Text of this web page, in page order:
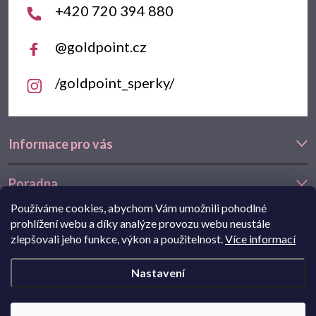
Používáme cookies, abychom Vám umožnili pohodlné
prohlížení webu a díky analýze provozu webu neustále
zlepšovali jeho funkce, výkon a použitelnost.Více informací
Nastavení
Informace pro vás
Poradna
Často hledáte
+420 720 394 880
@goldpoint.cz
/goldpoint_sperky/
Navštivte také náš e-shop Goldstore.cz:zlaté náušnice,dětské
náušnice z bílého zlata